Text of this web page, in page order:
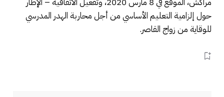
حول إلزامية التعليم الأساسي من أجل محاربة الهدر المدرسي
للوقاية من زواج القاصر.